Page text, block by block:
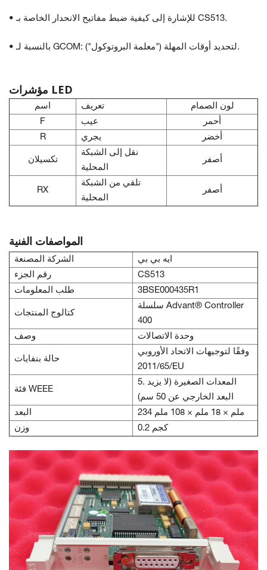
• للإشارة إلى كيفية ضبط مفاتيح الانحدار الخاصة بـ CS513.
• بالنسبة لـ GCOM: لتحديد أوقات المهلة ("معلمة البروتوكول").
مؤشرات LED
اسم تعريف
لون الصمام
F
عيب
أحمر
R
يجري أخضر
تكسيلان
نقل إلى الشبكة
المحلية
أصفر
RX
تلقي من الشبكة
المحلية
أصفر
المواصفات الفنية
الشركة المصنعة
ايه بي بي
رقم الجزء
CS513
طلب المعلومات
3BSE000435R1
كتالوج المنتجات
سلسلة Advant® Controller
400
وصف
وحدة الاتصالات
حالة بنفايات
وفقًا لتوجيهات الاتحاد الأوروبي
2011/65/EU
فئة WEEE
5. المعدات الصغيرة (لا يزيد
البعد الخارجي عن 50 سم)
البعد
234 ملم × 18 ملم × 108 ملم
وزن
0.2 كجم